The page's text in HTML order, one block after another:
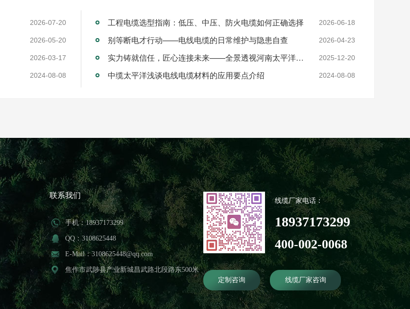
2026-07-20 工程电缆选型指南：低压、中压、防火电缆如何正确选择 2026-06-18
2026-05-20 别等断电才行动——电线电缆的日常维护与隐患自查 2026-04-23
2026-03-17 实力铸就信任，匠心连接未来——全景透视河南太平洋电缆厂 2025-12-20
2024-08-08 中缆太平洋浅谈电线电缆材料的应用要点介绍 2024-08-08
联系我们
手机：18937173299
QQ：3108625448
E-Mail：3108625448@qq.com
焦作市武陟县产业新城昌武路北段路东500米
线缆厂家电话：
18937173299
400-002-0068
定制咨询 线缆厂家咨询